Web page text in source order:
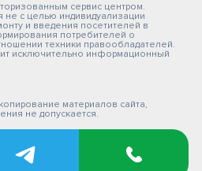
сервис центром.
с целью индивидуализации
и введения посетителей в
потребителей о
техники правообладателей.
исключительно информационный
материалов сайта,
не допускается.